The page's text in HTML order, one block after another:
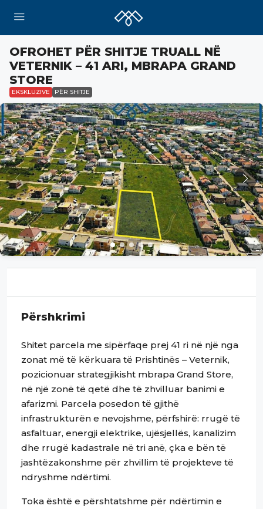
OFROHET PËR SHITJE TRUALL NË
VETERNIK – 41 ARI, MBRAPA GRAND
STORE
EKSKLUZIVE PËR SHITJE
Përshkrimi
Shitet parcela me sipërfaqe prej 41 ri në një nga
zonat më të kërkuara të Prishtinës – Veternik,
pozicionuar strategjikisht mbrapa Grand Store,
në një zonë të qetë dhe të zhvilluar banimi e
afarizmi. Parcela posedon të gjithë
infrastrukturën e nevojshme, përfshirë: rrugë të
asfaltuar, energji elektrike, ujësjellës, kanalizim
dhe rrugë kadastrale në tri anë, çka e bën të
jashtëzakonshme për zhvillim të projekteve të
ndryshme ndërtimi.
Toka është e përshtatshme për ndërtimin e